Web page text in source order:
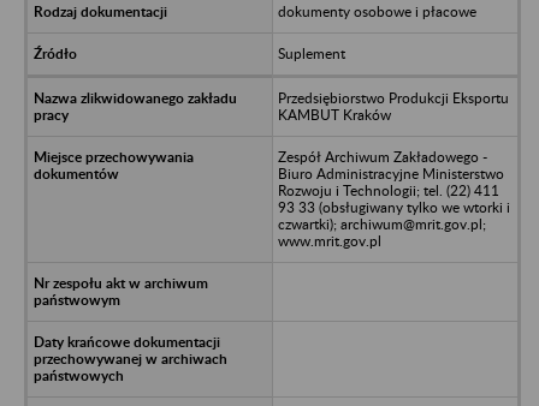
dokumenty osobowe i płacowe
Suplement
Przedsiębiorstwo Produkcji Eksportu
KAMBUT Kraków
Zespół Archiwum Zakładowego -
Biuro Administracyjne Ministerstwo
Rozwoju i Technologii; tel. (22) 411
93 33 (obsługiwany tylko we wtorki i
czwartki); archiwum@mrit.gov.pl;
www.mrit.gov.pl